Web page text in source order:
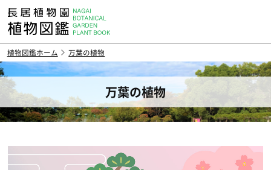
植物図鑑ホーム 万葉の植物
万葉の植物